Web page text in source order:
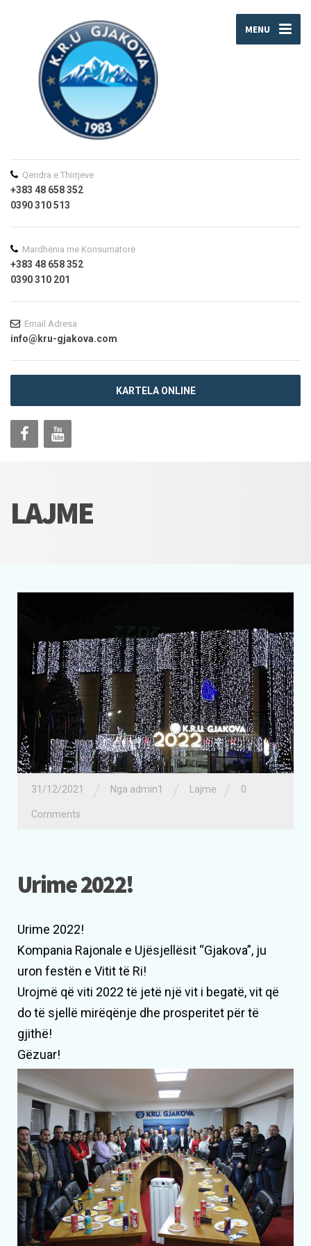
MENU
Qendra e Thirrjeve
+383 48 658 352
0390 310 513
Mardhënia me Konsumatorë
+383 48 658 352
0390 310 201
Email Adresa
info@kru-gjakova.com
KARTELA ONLINE
LAJME
31/12/2021 Nga admin1 Lajme 0
Comments
Urime 2022!
Urime 2022!
Kompania Rajonale e Ujësjellësit “Gjakova”, ju
uron festën e Vitit të Ri!
Urojmë që viti 2022 të jetë një vit i begatë, vit që
do të sjellë mirëqënje dhe prosperitet për të
gjithë!
Gëzuar!